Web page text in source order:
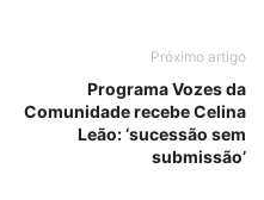
Próximo artigo
Programa Vozes da
Comunidade recebe Celina
Leão: ‘sucessão sem
submissão’